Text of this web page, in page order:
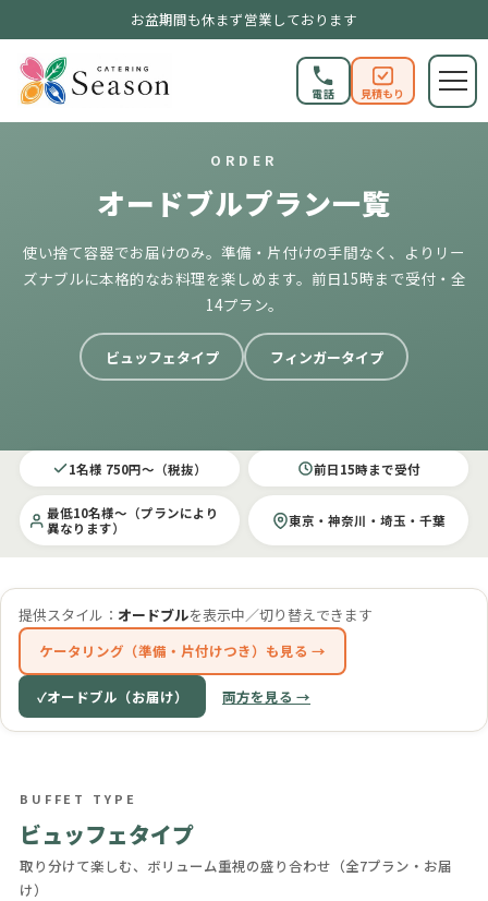
お盆期間も休まず営業しております
電話 見積もり
ORDER
オードブルプラン一覧
使い捨て容器でお届けのみ。準備・片付けの手間なく、よりリー
ズナブルに本格的なお料理を楽しめます。前日15時まで受付・全
14プラン。
ビュッフェタイプ フィンガータイプ
1名様 750円〜（税抜） 前日15時まで受付
最低10名様〜（プランにより
異なります）
東京・神奈川・埼玉・千葉
提供スタイル： オードブルを表示中／切り替えできます
ケータリング（準備・片付けつき）も見る
オードブル（お届け） 両方を見る →
BUFFET TYPE
ビュッフェタイプ
取り分けて楽しむ、ボリューム重視の盛り合わせ（全7プラン・お届
け）